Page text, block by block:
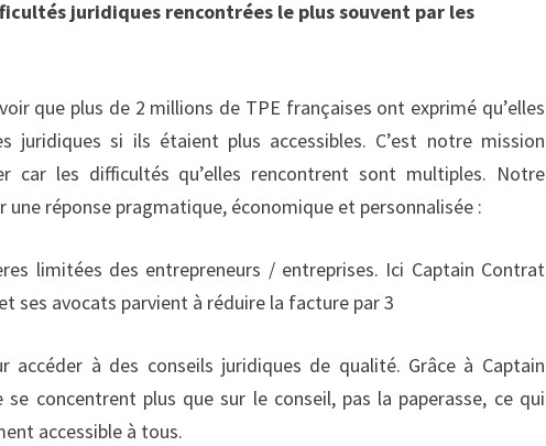
juridiques rencontrées le plus souvent par les
que plus de 2 millions de TPE françaises ont exprimé qu’elles
juridiques si ils étaient plus accessibles. C’est notre mission
car les difficultés qu’elles rencontrent sont multiples. Notre
une réponse pragmatique, économique et personnalisée :
limitées des entrepreneurs / entreprises. Ici Captain Contrat
ses avocats parvient à réduire la facture par 3
accéder à des conseils juridiques de qualité. Grâce à Captain
concentrent plus que sur le conseil, pas la paperasse, ce qui
accessible à tous.